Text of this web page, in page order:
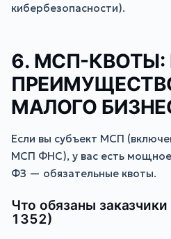
кибербезопасности).
6. МСП-
МАЛОГО
Если вы субъект МСП
МСП ФНС), у вас есть
ФЗ — обязательные квоты.
Что обязаны
1352)